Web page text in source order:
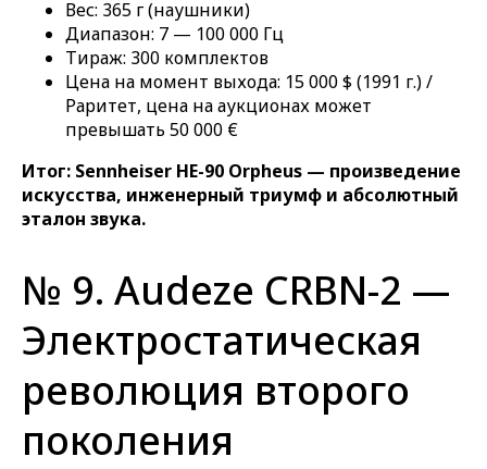
Вес: 365 г (наушники)
Диапазон: 7 — 100 000 Гц
Тираж: 300 комплектов
Цена на момент выхода: 15 000 $ (1991 г.) /
Раритет, цена на аукционах может
превышать 50 000 €
Итог: Sennheiser HE-90 Orpheus — произведение
искусства, инженерный триумф и абсолютный
эталон звука.
№ 9. Audeze CRBN-2 —
Электростатическая
революция второго
поколения